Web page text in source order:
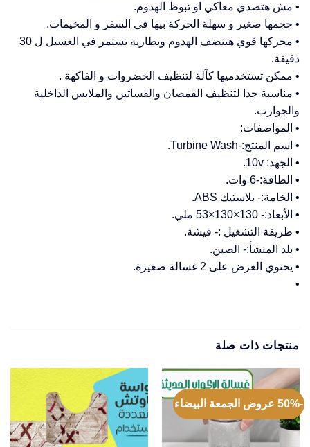
• مش هتصدي معاكي او تبوظ الهدوم.
• حجمها صغير و سهلة الحركة بيها في السفر و المخيمات.
• محركها قوي هتنضف الهدوم وبطارية تستمر في الغسيل ل 30
دقيقة.
• ممكن تستخدميها كآلة لتنظيف الخضروات و الفاكهة .
• مناسبة جدا لتنظيف القمصان والفساتين والملابس الداخلية
والجوارب.
• المواصفات:
• اسم المنتج:-Turbine Wash.
• الجهد: 10v.
• الطاقة:-6 وات.
• الخامة:- بلاستيك ABS.
• الأبعاد:- 130×130×53 ملي.
• طريقة التشغيل :- فيشة.
• بلد المنشأ:- الصين.
• يحتوي العرض على 2 غسالة صغيرة.
•
منتجات ذات صلة
-50% عروض الجمعة البيضاء